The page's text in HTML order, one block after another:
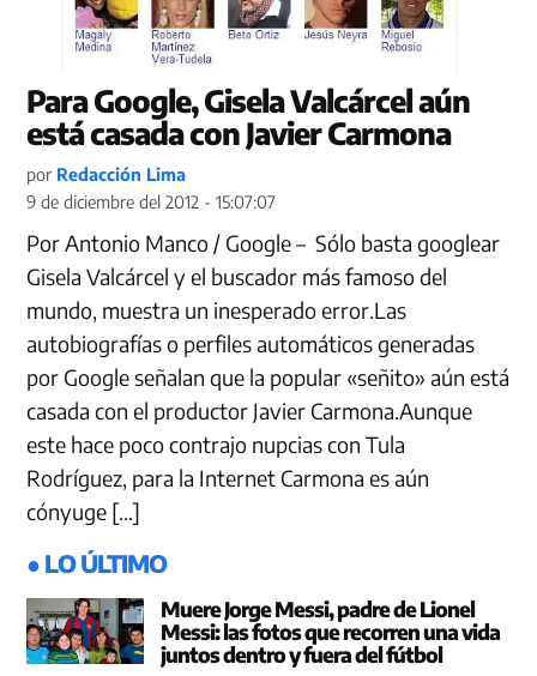
Para Google, Gisela Valcárcel aún
está casada con Javier Carmona
por Redacción Lima
9 de diciembre del 2012 - 15:07:07
Por Antonio Manco / Google – Sólo basta googlear
Gisela Valcárcel y el buscador más famoso del
mundo, muestra un inesperado error.Las
autobiografías o perfiles automáticos generadas
por Google señalan que la popular «señito» aún está
casada con el productor Javier Carmona.Aunque
este hace poco contrajo nupcias con Tula
Rodríguez, para la Internet Carmona es aún
cónyuge […]
● LO ÚLTIMO
Muere Jorge Messi, padre de Lionel
Messi: las fotos que recorren una vida
juntos dentro y fuera del fútbol